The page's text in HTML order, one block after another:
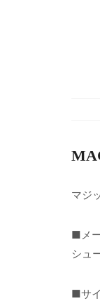
マジ
■メ
シュ
■サ